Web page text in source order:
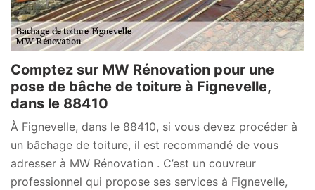
Comptez sur MW Rénovation pour une
pose de bâche de toiture à Fignevelle,
dans le 88410
À Fignevelle, dans le 88410, si vous devez procéder à
un bâchage de toiture, il est recommandé de vous
adresser à MW Rénovation . C’est un couvreur
professionnel qui propose ses services à Fignevelle,